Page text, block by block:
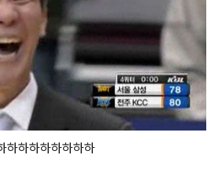
하하하하하하하하